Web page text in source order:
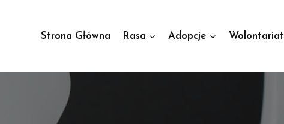
Strona Główna Rasa Adopcje Wolontariat